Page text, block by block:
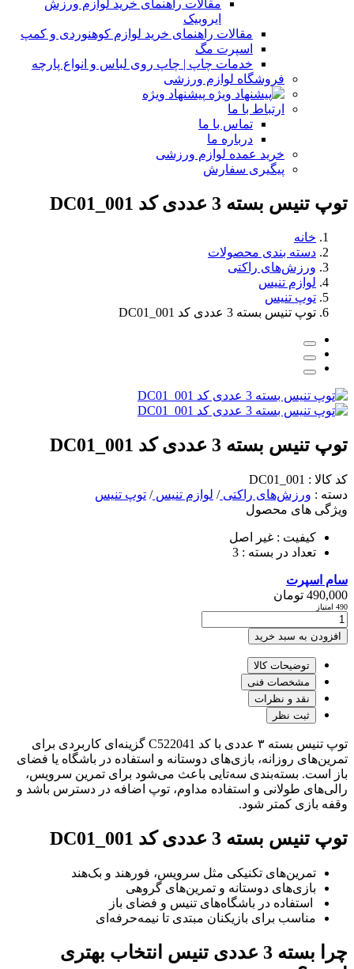
مقالات راهنمای خرید لوازم ورزش
ایروبیک
مقالات راهنمای خرید لوازم کوهنوردی و کمپ
اسپرت مگ
خدمات چاپ | چاپ روی لباس و انواع پارچه
فروشگاه لوازم ورزشی
پیشنهاد ویژه
ارتباط با ما
تماس با ما
درباره ما
خرید عمده لوازم ورزشی
پیگیری سفارش
توپ تنیس بسته 3 عددی کد DC01_001
خانه
دسته بندی محصولات
ورزش‌های راکتی
لوازم تنیس
توپ تنیس
توپ تنیس بسته 3 عددی کد DC01_001
توپ تنیس بسته 3 عددی کد DC01_001
کد کالا : DC01_001
دسته : ورزش‌های راکتی/ لوازم تنیس/ توپ تنیس
ویژگی های محصول
کیفیت : غیر اصل
تعداد در بسته : 3
سام اسپرت
490,000 تومان
490 امتیاز
افزودن به سبد خرید
توضیحات کالا
مشخصات فنی
نقد و نظرات
ثبت نظر
توپ تنیس بسته ۳ عددی با کد C522041 گزینه‌ای کاربردی برای
تمرین‌های روزانه، بازی‌های دوستانه و استفاده در باشگاه یا فضای
باز است. بسته‌بندی سه‌تایی باعث می‌شود برای تمرین سرویس،
رالی‌های طولانی و استفاده مداوم، توپ اضافه در دسترس باشد و
وقفه بازی کمتر شود.
توپ تنیس بسته 3 عددی کد DC01_001
تمرین‌های تکنیکی مثل سرویس، فورهند و بک‌هند
بازی‌های دوستانه و تمرین‌های گروهی
استفاده در باشگاه‌های تنیس و فضای باز
مناسب برای بازیکنان مبتدی تا نیمه‌حرفه‌ای
چرا بسته 3 عددی تنیس انتخاب بهتری